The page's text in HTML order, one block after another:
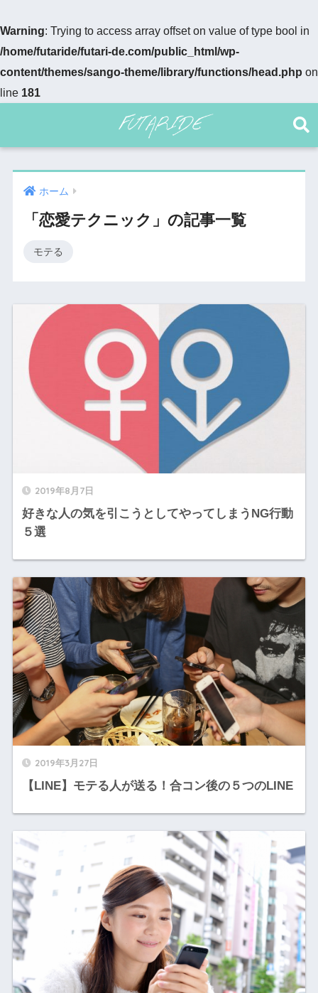
Warning: Trying to access array offset on value of type bool in
/home/futaride/futari-de.com/public_html/wp-
content/themes/sango-theme/library/functions/head.php on
line 181
ホーム
「恋愛テクニック」の記事一覧
モテる
2019年8月7日
好きな人の気を引こうとしてやってしまうNG行動
５選
2019年3月27日
【LINE】モテる人が送る！合コン後の５つのLINE